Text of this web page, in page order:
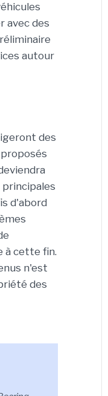
avec des
autour
des
d'abord
à cette fin.
n'est
des